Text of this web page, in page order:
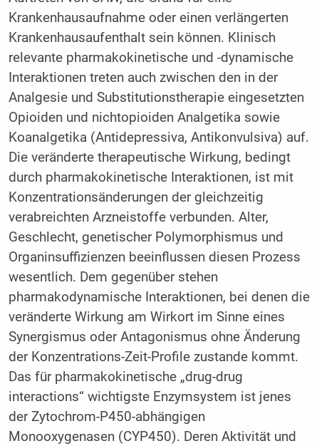
Krankenhausaufnahme oder einen verlängerten
Krankenhausaufenthalt sein können. Klinisch
relevante pharmakokinetische und -dynamische
Interaktionen treten auch zwischen den in der
Analgesie und Substitutionstherapie eingesetzten
Opioiden und nichtopioiden Analgetika sowie
Koanalgetika (Antidepressiva, Antikonvulsiva) auf.
Die veränderte therapeutische Wirkung, bedingt
durch pharmakokinetische Interaktionen, ist mit
Konzentrationsänderungen der gleichzeitig
verabreichten Arzneistoffe verbunden. Alter,
Geschlecht, genetischer Polymorphismus und
Organinsuffizienzen beeinflussen diesen Prozess
wesentlich. Dem gegenüber stehen
pharmakodynamische Interaktionen, bei denen die
veränderte Wirkung am Wirkort im Sinne eines
Synergismus oder Antagonismus ohne Änderung
der Konzentrations-Zeit-Profile zustande kommt.
Das für pharmakokinetische „drug-drug
interactions“ wichtigste Enzymsystem ist jenes
der Zytochrom-P450-abhängigen
Monooxygenasen (CYP450). Deren Aktivität und